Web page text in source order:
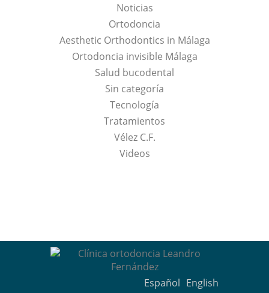
Noticias
Ortodoncia
Aesthetic Orthodontics in Málaga
Ortodoncia invisible Málaga
Salud bucodental
Sin categoría
Tecnología
Tratamientos
Vélez C.F.
Videos
Español English